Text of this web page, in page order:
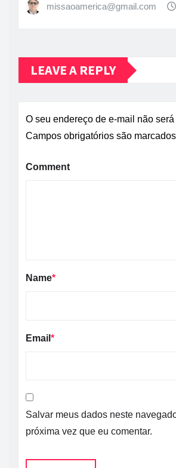
missaoamerica@gmail.com
LEAVE A REPLY
O seu endereço de e-mail não
Campos obrigatórios são
Comment
Name*
Email *
Salvar meus dados neste
próxima vez que eu comentar.